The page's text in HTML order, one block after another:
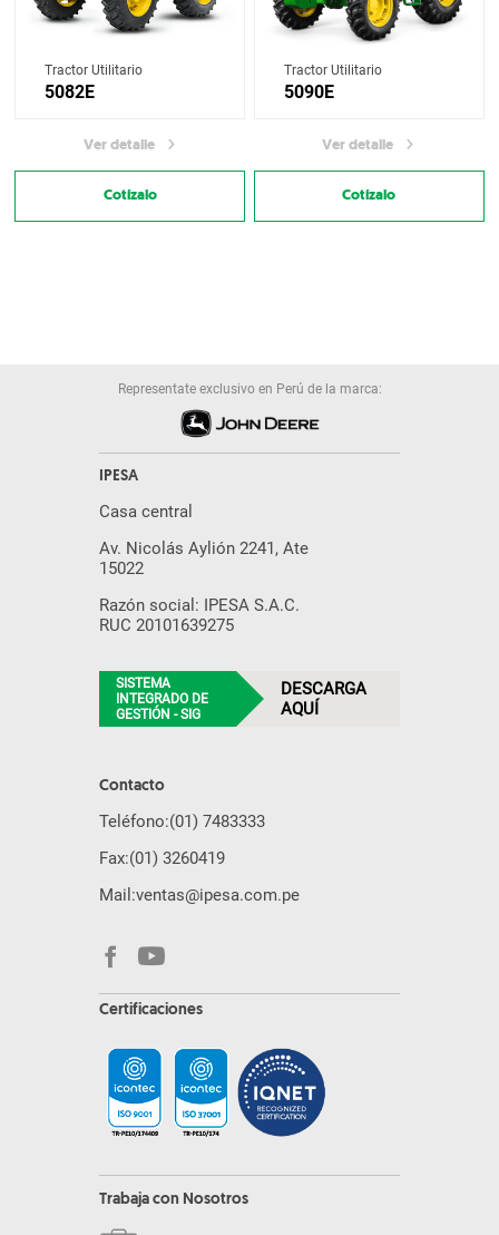
Tractor Utilitario
5082E
Ver detalle
Cotízalo
Tractor Utilitario
5090E
Ver detalle
Cotízalo
Representate exclusivo en Perú de la marca:
IPESA
Casa central
Av. Nicolás Aylión 2241, Ate
15022
Razón social: IPESA S.A.C.
RUC 20101639275
SISTEMA
INTEGRADO DE
GESTIÓN - SIG
DESCARGA
AQUÍ
Contacto
Teléfono:(01) 7483333
Fax:(01) 3260419
Mail:ventas@ipesa.com.pe
Certificaciones
Trabaja con Nosotros